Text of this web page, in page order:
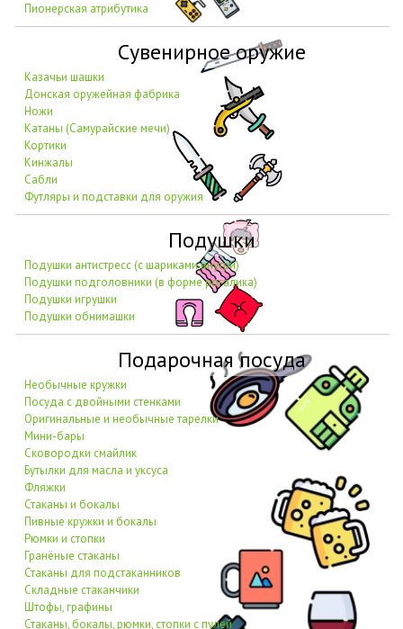
Пионерская атрибутика
Сувенирное оружие
Казачьи шашки
Донская оружейная фабрика
Ножи
Катаны (Самурайские мечи)
Кортики
Кинжалы
Сабли
Футляры и подставки для оружия
Подушки
Подушки антистресс (с шариками внутри)
Подушки подголовники (в форме рогалика)
Подушки игрушки
Подушки обнимашки
Подарочная посуда
Необычные кружки
Посуда с двойными стенками
Оригинальные и необычные тарелки
Мини-бары
Сковородки смайлик
Бутылки для масла и уксуса
Фляжки
Стаканы и бокалы
Пивные кружки и бокалы
Рюмки и стопки
Гранёные стаканы
Стаканы для подстаканников
Складные стаканчики
Штофы, графины
Стаканы, бокалы, рюмки, стопки с пулей